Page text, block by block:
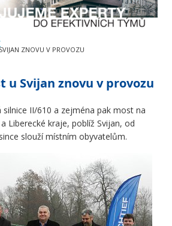
ZNOVU V PROVOZU
u Svijan znovu v provozu
II/610 a zejména pak most na
Liberecké kraje, poblíž Svijan, od
slouží místním obyvatelům.